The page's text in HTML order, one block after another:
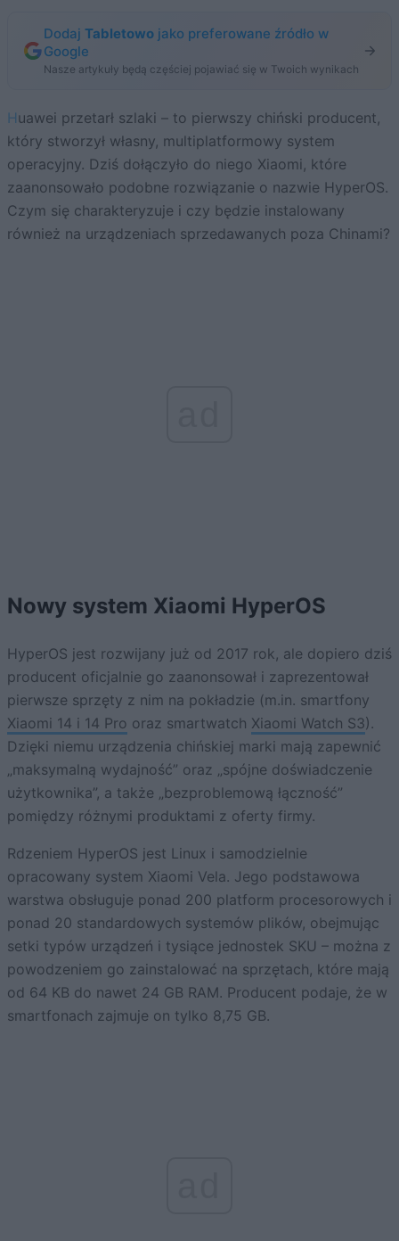
Dodaj Tabletowo jako preferowane źródło w
Google
Nasze artykuły będą częściej pojawiać się w Twoich wynikach
Huawei przetarł szlaki – to pierwszy chiński producent,
który stworzył własny, multiplatformowy system
operacyjny. Dziś dołączyło do niego Xiaomi, które
zaanonsowało podobne rozwiązanie o nazwie HyperOS.
Czym się charakteryzuje i czy będzie instalowany
również na urządzeniach sprzedawanych poza Chinami?
Nowy system Xiaomi HyperOS
HyperOS jest rozwijany już od 2017 rok, ale dopiero dziś
producent oficjalnie go zaanonsował i zaprezentował
pierwsze sprzęty z nim na pokładzie (m.in. smartfony
Xiaomi 14 i 14 Pro oraz smartwatch Xiaomi Watch S3).
Dzięki niemu urządzenia chińskiej marki mają zapewnić
„maksymalną wydajność” oraz „spójne doświadczenie
użytkownika”, a także „bezproblemową łączność”
pomiędzy różnymi produktami z oferty firmy.
Rdzeniem HyperOS jest Linux i samodzielnie
opracowany system Xiaomi Vela. Jego podstawowa
warstwa obsługuje ponad 200 platform procesorowych i
ponad 20 standardowych systemów plików, obejmując
setki typów urządzeń i tysiące jednostek SKU – można z
powodzeniem go zainstalować na sprzętach, które mają
od 64 KB do nawet 24 GB RAM. Producent podaje, że w
smartfonach zajmuje on tylko 8,75 GB.